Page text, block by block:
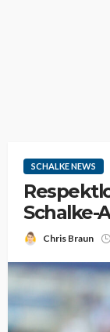
SCHALKE NEWS
Schalke-
Chris Braun